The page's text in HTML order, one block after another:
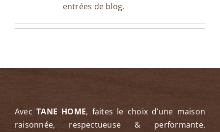
Partenaires
entrées de blog.
AvecTANE HOME, faites le choix d’une maison
raisonnée, respectueuse & performante.